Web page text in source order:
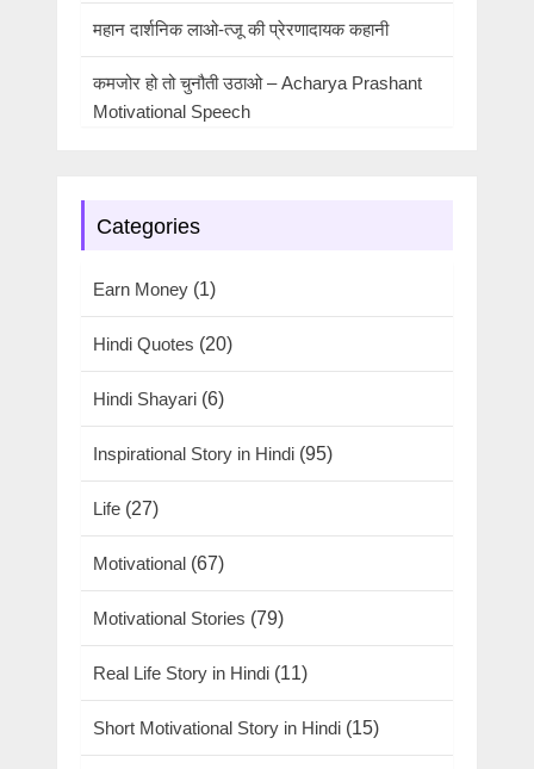
महान दार्शनिक लाओ-त्जू की प्रेरणादायक कहानी
कमजोर हो तो चुनौती उठाओ – Acharya Prashant
Motivational Speech
Categories
Earn Money (1)
Hindi Quotes (20)
Hindi Shayari (6)
Inspirational Story in Hindi (95)
Life (27)
Motivational (67)
Motivational Stories (79)
Real Life Story in Hindi (11)
Short Motivational Story in Hindi (15)